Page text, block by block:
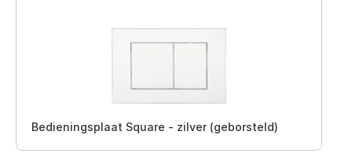
Bedieningsplaat Square - zilver (geborsteld)